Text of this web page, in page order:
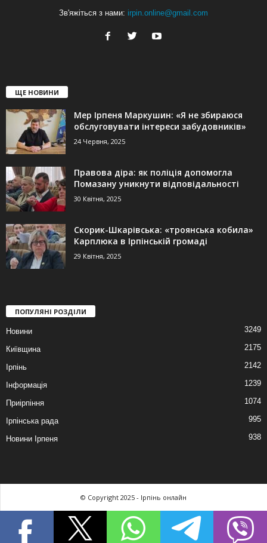
Зв'яжіться з нами: irpin.online@gmail.com
ЩЕ НОВИНИ
Мер Ірпеня Маркушин: «Я не збираюся
обслуговувати інтереси забудовників»
24 Червня, 2025
Правова діра: як поліція допомогла
Помазану уникнути відповідальності
30 Квітня, 2025
Скорик-Шкарівська: «троянська кобила»
Карплюка в Ірпінській громаді
29 Квітня, 2025
ПОПУЛЯНІ РОЗДІЛИ
Новини 3249
Київщина 2175
Ірпінь 2142
Інформація 1239
Приірпіння 1074
Ірпінська рада 995
Новини Ірпеня 938
© Copyright 2025 - Ірпінь онлайн